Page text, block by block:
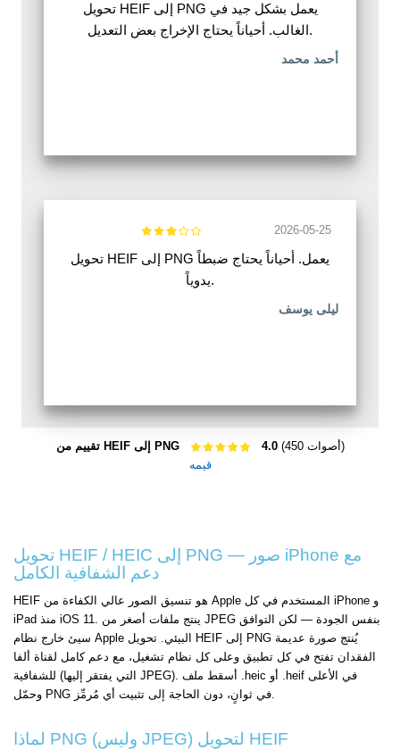
تحويل HEIF إلى PNG يعمل بشكل جيد في
الغالب. أحياناً يحتاج الإخراج بعض التعديل.
أحمد محمد
2026-05-25
تحويل HEIF إلى PNG يعمل. أحياناً يحتاج ضبطاً
يدوياً.
ليلى يوسف
تقييم من HEIF إلى PNG 4.0
(450 أصوات)
قيمه
تحويل HEIF / HEIC إلى PNG — صور iPhone مع
دعم الشفافية الكامل
HEIF هو تنسيق الصور عالي الكفاءة من Apple المستخدم في كل iPhone و
iPad منذ iOS 11. ينتج ملفات أصغر من JPEG بنفس الجودة — لكن التوافق
سيئ خارج نظام Apple البيئي. تحويل HEIF إلى PNG يُنتج صورة عديمة
الفقدان تفتح في كل تطبيق وعلى كل نظام تشغيل، مع دعم كامل لقناة ألفا
للشفافية (التي يفتقر إليها JPEG). أسقط ملف .heic أو .heif في الأعلى
وحمّل PNG في ثوانٍ، دون الحاجة إلى تثبيت أي مُرمِّز.
لماذا PNG (وليس JPEG) لتحويل HEIF